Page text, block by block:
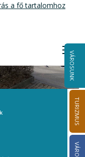
a fő tartalomhoz
VÁROSUNK
TURIZMUS